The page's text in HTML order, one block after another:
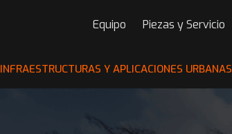
Equipo Piezas y Servicio
INFRAESTRUCTURAS Y APLICACIONES URBANAS